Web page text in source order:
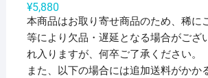
¥5,880
本商品はお取り寄せ商品のため、稀に
等により欠品・遅延となる場合がござ
れ入りますが、何卒ご了承ください。
また、以下の場合には追加送料がかか